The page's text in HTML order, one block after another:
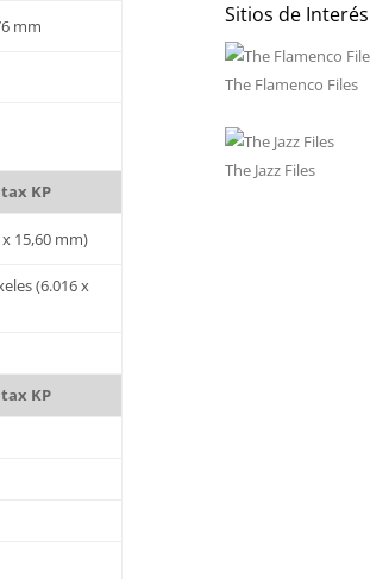
mm
KP
x 15,60 mm)
(6.016 x
KP
Sitios de Interés
The Flamenco Files
The Jazz Files